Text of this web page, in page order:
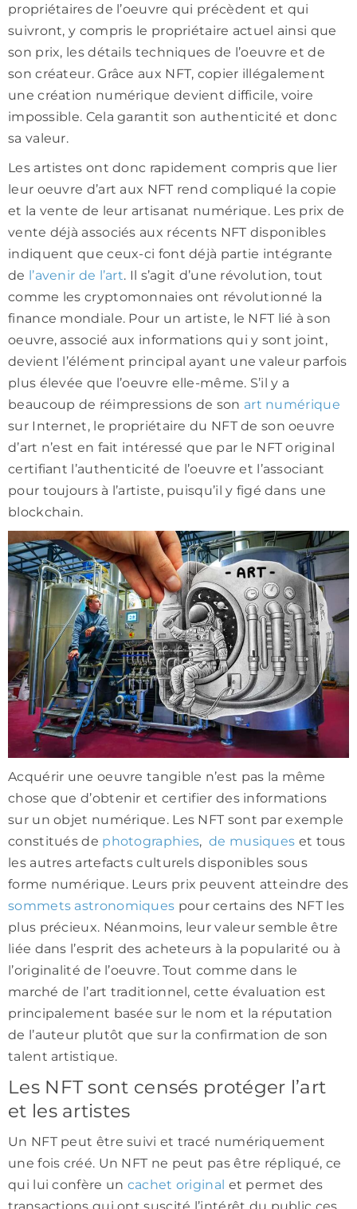
propriétaires de l’oeuvre qui précèdent et qui
suivront, y compris le propriétaire actuel ainsi que
son prix, les détails techniques de l’oeuvre et de
son créateur. Grâce aux NFT, copier illégalement
une création numérique devient difficile, voire
impossible. Cela garantit son authenticité et donc
sa valeur.
Les artistes ont donc rapidement compris que lier
leur oeuvre d’art aux NFT rend compliqué la copie
et la vente de leur artisanat numérique. Les prix de
vente déjà associés aux récents NFT disponibles
indiquent que ceux-ci font déjà partie intégrante
de l’avenir de l’art. Il s’agit d’une révolution, tout
comme les cryptomonnaies ont révolutionné la
finance mondiale. Pour un artiste, le NFT lié à son
oeuvre, associé aux informations qui y sont joint,
devient l’élément principal ayant une valeur parfois
plus élevée que l’oeuvre elle-même. S’il y a
beaucoup de réimpressions de son art numérique
sur Internet, le propriétaire du NFT de son oeuvre
d’art n’est en fait intéressé que par le NFT original
certifiant l’authenticité de l’oeuvre et l’associant
pour toujours à l’artiste, puisqu’il y figé dans une
blockchain.
Acquérir une oeuvre tangible n’est pas la même
chose que d’obtenir et certifier des informations
sur un objet numérique. Les NFT sont par exemple
constitués de photographies, de musiques et tous
les autres artefacts culturels disponibles sous
forme numérique. Leurs prix peuvent atteindre des
sommets astronomiques pour certains des NFT les
plus précieux. Néanmoins, leur valeur semble être
liée dans l’esprit des acheteurs à la popularité ou à
l’originalité de l’oeuvre. Tout comme dans le
marché de l’art traditionnel, cette évaluation est
principalement basée sur le nom et la réputation
de l’auteur plutôt que sur la confirmation de son
talent artistique.
Les NFT sont censés protéger l’art
et les artistes
Un NFT peut être suivi et tracé numériquement
une fois créé. Un NFT ne peut pas être répliqué, ce
qui lui confère un cachet original et permet des